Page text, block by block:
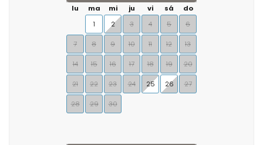
lu
ma mi ju vi sá
do
1
2 3 4 5 6
7 8 9 10 11 12 13
14 15 16 17 18 19 20
21 22 23 24 25 26 27
28 29 30